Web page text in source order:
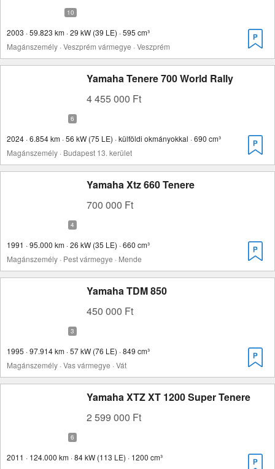
2003 · 59.823 km · 29 kW (39 LE) · 595 cm³
Magánszemély · Veszprém vármegye · Veszprém
Yamaha Tenere 700 World Rally
4 455 000 Ft
2024 · 6.854 km · 56 kW (75 LE) · külföldi okmányokkal · 690 cm³
Magánszemély · Budapest 13. kerület
Yamaha Xtz 660 Tenere
700 000 Ft
1991 · 95.000 km · 26 kW (35 LE) · 660 cm³
Magánszemély · Pest vármegye · Mende
Yamaha TDM 850
450 000 Ft
1995 · 97.914 km · 57 kW (76 LE) · 849 cm³
Magánszemély · Vas vármegye · Vát
Yamaha XTZ XT 1200 Super Tenere
2 599 000 Ft
2011 · 124.000 km · 84 kW (113 LE) · 1200 cm³